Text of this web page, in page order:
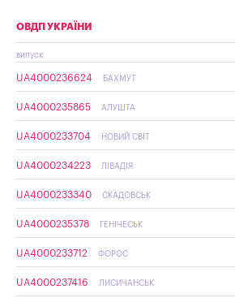
ОВДП УКРАЇНИ
випуск
UA4000236624 БАХМУТ
UA4000235865 АЛУШТА
UA4000233704 НОВИЙ СВІТ
UA4000234223 ЛІВАДІЯ
UA4000233340 СКАДОВСЬК
UA4000235378 ГЕНІЧЕСЬК
UA4000233712 ФОРОС
UA4000237416 ЛИСИЧАНСЬК